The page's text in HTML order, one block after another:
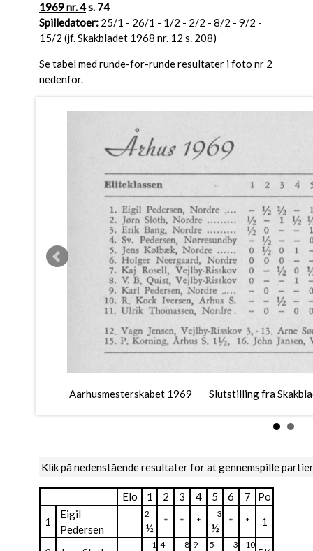
1969 nr. 4s. 74
Spilledatoer: 25/1 - 26/1 - 1/2 - 2/2 - 8/2 - 9/2 -
15/2 (jf. Skakbladet 1968 nr. 12 s. 208)
Se tabel med runde-for-runde resultater i foto nr 2
nedenfor.
Aarhusmesterskabet 1969 Slutstilling fra
Klik på nedenstående resultater for at gennemspille partier
Elo 1 2 3 4 5 6 7
Po
1
Eigil
Pedersen
2
½ * * *
3
½ * * 1
1 4 8 9 5 3 10